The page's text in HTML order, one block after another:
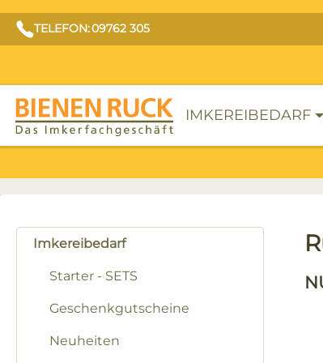
TELEFON: 09762 305
IMKEREIBEDARF
Imkereibedarf
Starter - SETS
Geschenkgutscheine
Neuheiten